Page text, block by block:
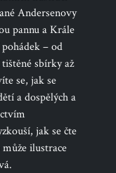
Andersenovy
pannu a Krále
– od
sbírky až
se, jak se
a dospělých a
jak se čte
ilustrace